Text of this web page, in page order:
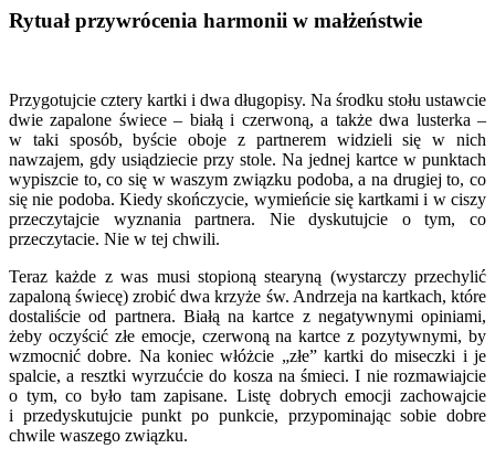
Rytuał przywrócenia harmonii w małżeństwie
Przygotujcie cztery kartki i dwa długopisy. Na środku stołu ustawcie
dwie zapalone świece – białą i czerwoną, a także dwa lusterka –
w taki sposób, byście oboje z partnerem widzieli się w nich
nawzajem, gdy usiądziecie przy stole. Na jednej kartce w punktach
wypiszcie to, co się w waszym związku podoba, a na drugiej to, co
się nie podoba. Kiedy skończycie, wymieńcie się kartkami i w ciszy
przeczytajcie wyznania partnera. Nie dyskutujcie o tym, co
przeczytacie. Nie w tej chwili.
Teraz każde z was musi stopioną stearyną (wystarczy przechylić
zapaloną świecę) zrobić dwa krzyże św. Andrzeja na kartkach, które
dostaliście od partnera. Białą na kartce z negatywnymi opiniami,
żeby oczyścić złe emocje, czerwoną na kartce z pozytywnymi, by
wzmocnić dobre. Na koniec włóżcie „złe” kartki do miseczki i je
spalcie, a resztki wyrzućcie do kosza na śmieci. I nie rozmawiajcie
o tym, co było tam zapisane. Listę dobrych emocji zachowajcie
i przedyskutujcie punkt po punkcie, przypominając sobie dobre
chwile waszego związku.